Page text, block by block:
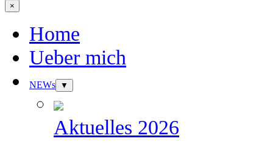
×
Home
Ueber mich
NEWs ▼
Aktuelles 2026